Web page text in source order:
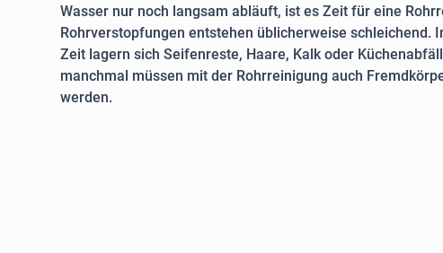
Wasser nur noch langsam abläuft, ist es Zeit für eine
Rohrverstopfungen entstehen üblicherweise schleichend.
Zeit lagern sich Seifenreste, Haare, Kalk oder
manchmal müssen mit der Rohrreinigung auch
werden.